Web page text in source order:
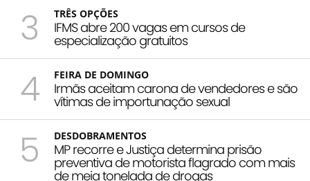
3 TRÊS OPÇÕES
IFMS abre 200 vagas em cursos de
especialização gratuitos
4 FEIRA DE DOMINGO
Irmãs aceitam carona de vendedores e são
vítimas de importunação sexual
5 DESDOBRAMENTOS
MP recorre e Justiça determina prisão
preventiva de motorista flagrado com mais
de meia tonelada de drogas